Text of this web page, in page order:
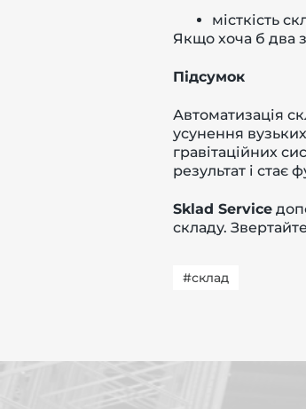
місткість
Якщо хоча б два
Підсумок
Автоматизація
усунення
гравітаційних
результат і стає
Sklad Service
складу.
#склад